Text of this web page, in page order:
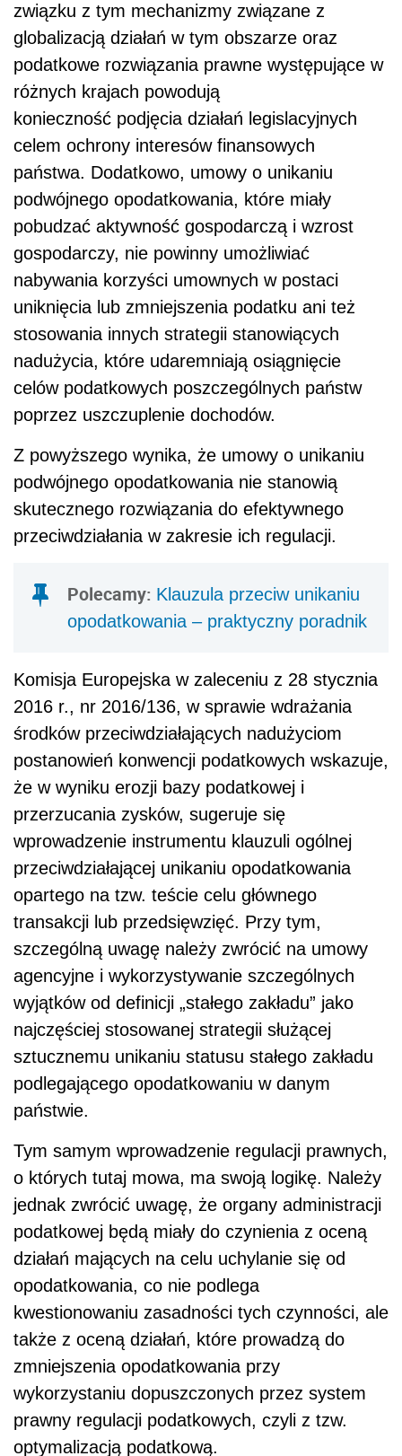
związku z tym mechanizmy związane z
globalizacją działań w tym obszarze oraz
podatkowe rozwiązania prawne występujące w
różnych krajach powodują
konieczność podjęcia działań legislacyjnych
celem ochrony interesów finansowych
państwa. Dodatkowo, umowy o unikaniu
podwójnego opodatkowania, które miały
pobudzać aktywność gospodarczą i wzrost
gospodarczy, nie powinny umożliwiać
nabywania korzyści umownych w postaci
uniknięcia lub zmniejszenia podatku ani też
stosowania innych strategii stanowiących
nadużycia, które udaremniają osiągnięcie
celów podatkowych poszczególnych państw
poprzez uszczuplenie dochodów.
Z powyższego wynika, że umowy o unikaniu
podwójnego opodatkowania nie stanowią
skutecznego rozwiązania do efektywnego
przeciwdziałania w zakresie ich regulacji.
Polecamy: Klauzula przeciw unikaniu
opodatkowania – praktyczny poradnik
Komisja Europejska w zaleceniu z 28 stycznia
2016 r., nr 2016/136, w sprawie wdrażania
środków przeciwdziałających nadużyciom
postanowień konwencji podatkowych wskazuje,
że w wyniku erozji bazy podatkowej i
przerzucania zysków, sugeruje się
wprowadzenie instrumentu klauzuli ogólnej
przeciwdziałającej unikaniu opodatkowania
opartego na tzw. teście celu głównego
transakcji lub przedsięwzięć. Przy tym,
szczególną uwagę należy zwrócić na umowy
agencyjne i wykorzystywanie szczególnych
wyjątków od definicji „stałego zakładu” jako
najczęściej stosowanej strategii służącej
sztucznemu unikaniu statusu stałego zakładu
podlegającego opodatkowaniu w danym
państwie.
Tym samym wprowadzenie regulacji prawnych,
o których tutaj mowa, ma swoją logikę. Należy
jednak zwrócić uwagę, że organy administracji
podatkowej będą miały do czynienia z oceną
działań mających na celu uchylanie się od
opodatkowania, co nie podlega
kwestionowaniu zasadności tych czynności, ale
także z oceną działań, które prowadzą do
zmniejszenia opodatkowania przy
wykorzystaniu dopuszczonych przez system
prawny regulacji podatkowych, czyli z tzw.
optymalizacją podatkową.